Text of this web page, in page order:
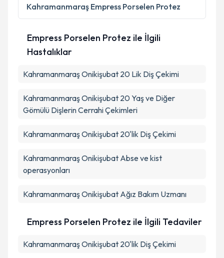
Kahramanmaraş Empress Porselen Protez
Empress Porselen Protez ile İlgili
Hastalıklar
Kahramanmaraş Onikişubat 20 Lik Diş Çekimi
Kahramanmaraş Onikişubat 20 Yaş ve Diğer
Gömülü Dişlerin Cerrahi Çekimleri
Kahramanmaraş Onikişubat 20'lik Diş Çekimi
Kahramanmaraş Onikişubat Abse ve kist
operasyonları
Kahramanmaraş Onikişubat Ağız Bakım Uzmanı
Empress Porselen Protez ile İlgili Tedaviler
Kahramanmaraş Onikişubat 20'lik Diş Çekimi